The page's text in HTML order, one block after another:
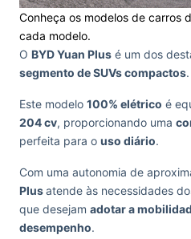
Conheça os modelos de carros
cada modelo.
O BYD Yuan Plus é um dos
segmento de SUVs compactos.
Este modelo 100% elétrico é
204 cv, proporcionando uma
perfeita para o uso diário.
Com uma autonomia de
Plusatende às necessidades
que desejam adotar a
desempenho.